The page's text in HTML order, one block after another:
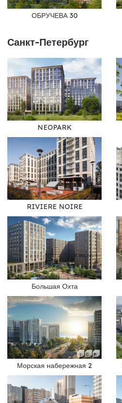
ОБРУЧЕВА 30
Санкт-Петербург
NEOPARK
RIVIERE NOIRE
Большая Охта
Морская набережная 2